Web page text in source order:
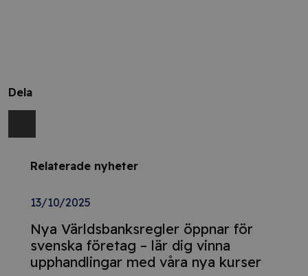
Dela
Relaterade nyheter
13/10/2025
Nya Världsbanksregler öppnar för
svenska företag – lär dig vinna
upphandlingar med våra nya kurser